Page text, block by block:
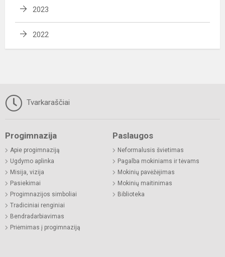
2023
2022
Tvarkaraščiai
Progimnazija
Apie progimnaziją
Ugdymo aplinka
Misija, vizija
Pasiekimai
Progimnazijos simboliai
Tradiciniai renginiai
Bendradarbiavimas
Priėmimas į progimnaziją
Paslaugos
Neformalusis švietimas
Pagalba mokiniams ir tėvams
Mokinių pavėžėjimas
Mokinių maitinimas
Biblioteka